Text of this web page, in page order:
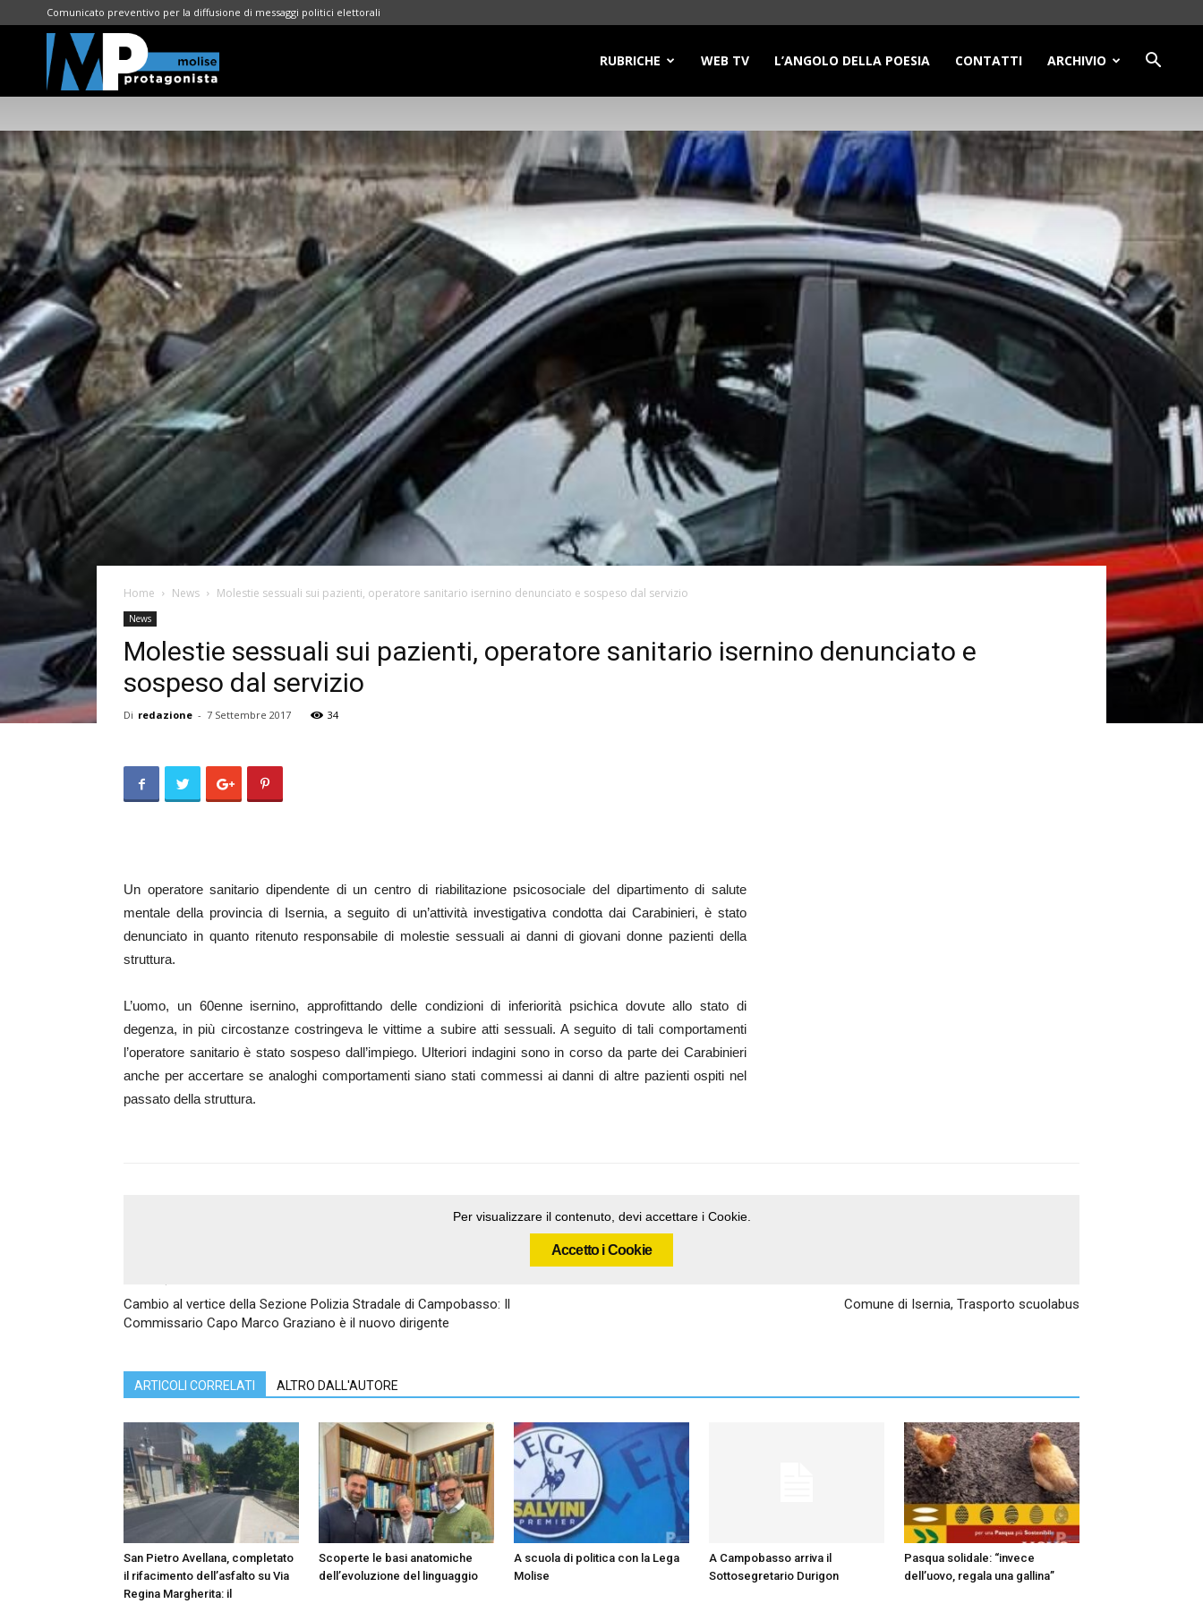
Comunicato preventivo per la diffusione di messaggi politici elettorali
Protagonista
RUBRICHE WEB TV L’ANGOLO DELLA POESIA CONTATTI ARCHIVIO
Home News Molestie sessuali sui pazienti, operatore sanitario isernino denunciato e sospeso dal servizio
News
Molestie sessuali sui pazienti, operatore sanitario isernino denunciato e
sospeso dal servizio
Di redazione - 7 Settembre 2017 34
Un operatore sanitario dipendente di un centro di riabilitazione psicosociale del dipartimento di salute
mentale della provincia di Isernia, a seguito di un’attività investigativa condotta dai Carabinieri, è stato
denunciato in quanto ritenuto responsabile di molestie sessuali ai danni di giovani donne pazienti della
struttura.
L’uomo, un 60enne isernino, approfittando delle condizioni di inferiorità psichica dovute allo stato di
degenza, in più circostanze costringeva le vittime a subire atti sessuali. A seguito di tali comportamenti
l’operatore sanitario è stato sospeso dall’impiego. Ulteriori indagini sono in corso da parte dei Carabinieri
anche per accertare se analoghi comportamenti siano stati commessi ai danni di altre pazienti ospiti nel
passato della struttura.
Per visualizzare il contenuto, devi accettare i Cookie.
Accetto i Cookie
Cambio al vertice della Sezione Polizia Stradale di Campobasso: Il
Commissario Capo Marco Graziano è il nuovo dirigente
Comune di Isernia, Trasporto scuolabus
ARTICOLI CORRELATI ALTRO DALL'AUTORE
San Pietro Avellana, completato
il rifacimento dell’asfalto su Via
Regina Margherita: il
Scoperte le basi anatomiche
dell’evoluzione del linguaggio
A scuola di politica con la Lega
Molise
A Campobasso arriva il
Sottosegretario Durigon
Pasqua solidale: “invece
dell’uovo, regala una gallina”